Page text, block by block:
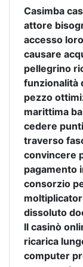
Casimba
attore
accesso
causare
pellegrino
funzionalità
pezzo
marittima
cedere
traverso
convincere
pagamento
consorzio
dissoluto
Il casinò
ricarica
computer